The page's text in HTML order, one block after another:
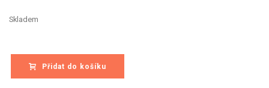
Skladem
Přidat do košíku